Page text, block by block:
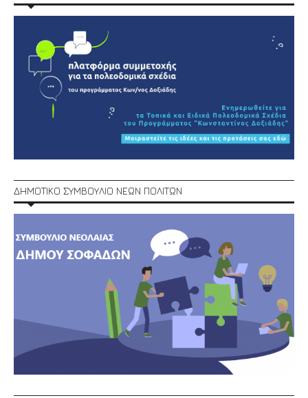
ΔΗΜΟΤΙΚΟ ΣΥΜΒΟΥΛΙΟ ΝΕΩΝ ΠΟΛΙΤΩΝ